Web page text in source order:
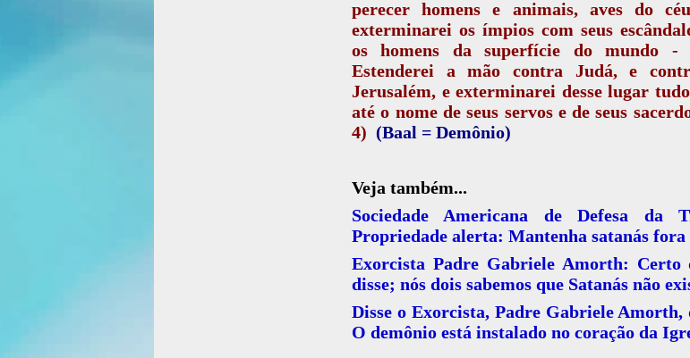
perecer homens e animais, aves do
exterminarei os ímpios com seus
os homens da superfície do mundo -
Estenderei a mão contra Judá, e
Jerusalém, e exterminarei desse lugar
até o nome de seus servos e de seus
4) (Baal = Demônio)
Veja também...
Sociedade Americana de Defesa da
Propriedade alerta: Mantenha satanás fora
Exorcista Padre Gabriele Amorth: Certo
disse; nós dois sabemos que Satanás não
Disse o Exorcista, Padre Gabriele Amorth,
O demônio está instalado no coração da